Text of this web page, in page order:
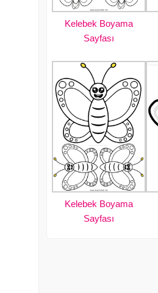
Kelebek Boyama
Sayfası
Kelebek Boyama
Sayfası